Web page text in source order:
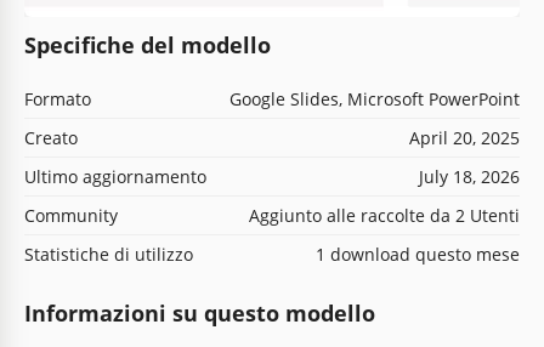
Specifiche del modello
Formato
Google Slides, Microsoft PowerPoint
Creato
April 20, 2025
Ultimo aggiornamento
July 18, 2026
Community
Aggiunto alle raccolte da 2 Utenti
Statistiche di utilizzo
1 download questo mese
Informazioni su questo modello